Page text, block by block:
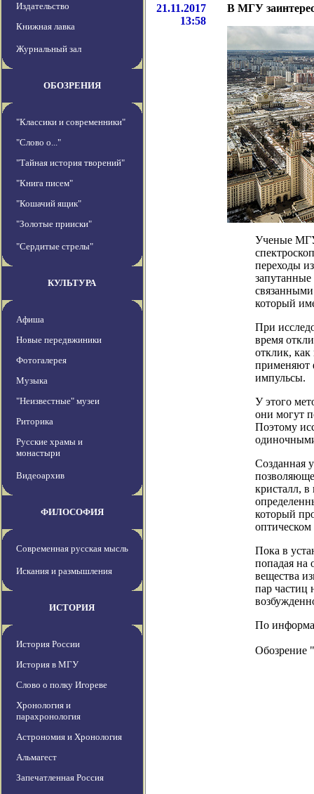
Издательство
Книжная лавка
Журнальный зал
ОБОЗРЕНИЯ
"Классики и современники"
"Слово о..."
"Тайная история творений"
"Книга писем"
"Кошачий ящик"
"Золотые прииски"
"Сердитые стрелы"
КУЛЬТУРА
Афиша
Новые передвжиники
Фотогалерея
Музыка
"Неизвестные" музеи
Риторика
Русские храмы и
монастыри
Видеоархив
ФИЛОСОФИЯ
Современная русская мысль
Искания и размышления
ИСТОРИЯ
История России
История в МГУ
Слово о полку Игореве
Хронология и
парахронология
Астрономия и Хронология
Альмагест
Запечатленная Россия
21.11.2017
13:58
В МГУ
Ученые МГУ
переходы
который
При
время
отклик, как
применяют
импульсы.
У этого
они могут
Поэтому
Созданная
кристалл,
который
Пока в
попадая на
вещества
пар частиц
По
Обозрение "